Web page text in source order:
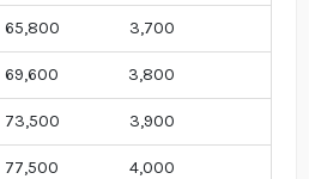
65,800 3,700
69,600 3,800
73,500 3,900
77,500 4,000